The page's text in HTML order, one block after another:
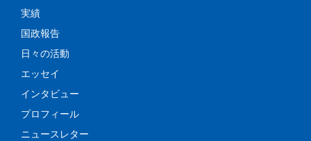
実績
国政報告
日々の活動
エッセイ
インタビュー
プロフィール
ニュースレター